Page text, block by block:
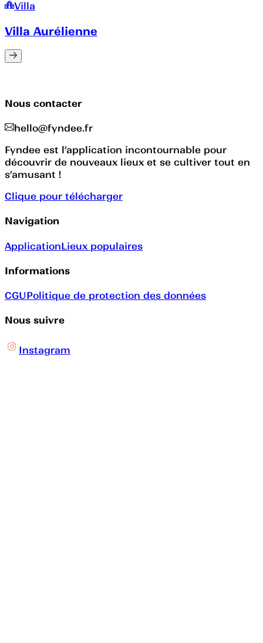
Villa
Villa Aurélienne
Nous contacter
hello@fyndee.fr
Fyndee est l’application incontournable pour
découvrir de nouveaux lieux et se cultiver tout en
s’amusant !
Clique pour télécharger
Navigation
ApplicationLieux populaires
Informations
CGUPolitique de protection des données
Nous suivre
Instagram